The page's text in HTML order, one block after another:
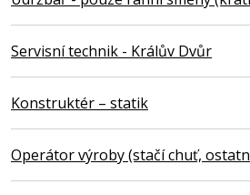
Servisní technik - Králův Dvůr
Konstruktér – statik
Operátor výroby (stačí chuť,